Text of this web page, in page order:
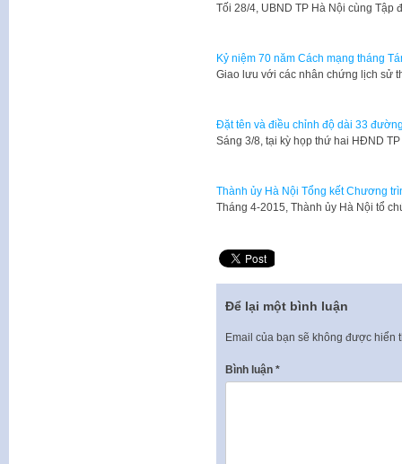
Tối 28/4, UBND TP Hà Nội cùng
Kỷ niệm 70 năm Cách mạng tháng
​Giao lưu với các nhân chứng lịch sử
Đặt tên và điều chỉnh độ dài 33
Sáng 3/8, tại kỳ họp thứ hai HĐND
Thành ủy Hà Nội Tổng kết Chương
Tháng 4-2015, Thành ủy Hà Nội tổ
Để lại một bình luận
Email của bạn sẽ không được hiển
Bình luận *